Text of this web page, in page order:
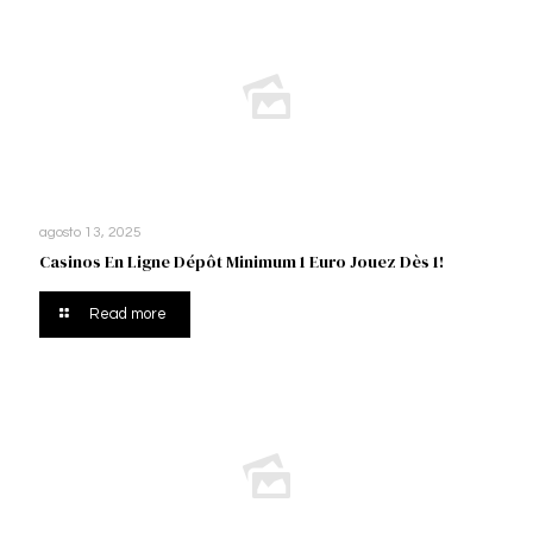
agosto 13, 2025
Casinos En Ligne Dépôt Minimum 1 Euro Jouez Dès 1!
Read more